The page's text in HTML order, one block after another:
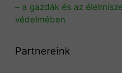
– a gazdák és az
védelmében
Partnereink